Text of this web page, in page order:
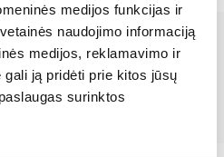
medijos funkcijas ir
naudojimo informaciją
medijos, reklamavimo ir
ją pridėti prie kitos jūsų
surinktos